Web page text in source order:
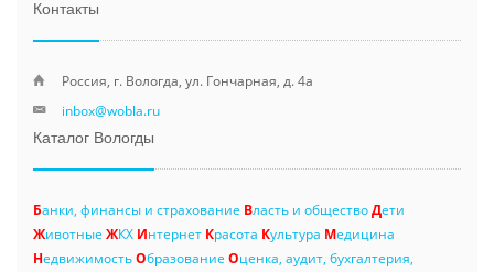
Контакты
Россия, г. Вологда, ул. Гончарная, д. 4а
inbox@wobla.ru
Каталог Вологды
Банки, финансы и страхование Власть и обществоДети
Животные ЖКХ Интернет Красота Культура Медицина
НедвижимостьОбразование Оценка, аудит, бухгалтерия,